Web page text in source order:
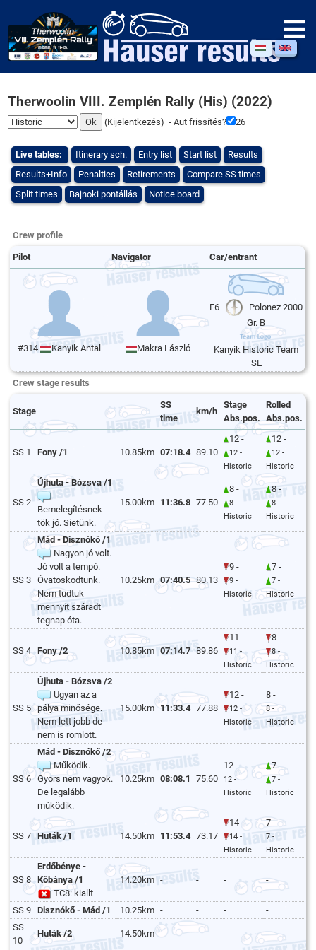
Therwoolin VIII. Zemplén Rally (His) (2022)
(Kijelentkezés) - Aut frissítés? 26
Live tables: Itinerary sch. Entry list Start list
Results
Results+Info
Penalties Retirements
Compare SS times
Split times
Bajnoki pontállás Notice board
Crew profile
Pilot Navigator Car/entrant
#314 Kanyik Antal Makra László
E6
Polonez 2000
Gr. B
Kanyik Historic Team
SE
Crew stage results
Stage
SS
time
km/h
Stage
Abs.pos.
Rolled
Abs.pos.
SS 1 Fony /1 10.85km 07:18.4 89.10
12 -
12 -
Historic
12 -
12 -
Historic
SS 2
Újhuta - Bózsva /1
Bemelegítésnek
tök jó. Sietünk.
15.00km 11:36.8 77.50
8 -
8 -
Historic
8 -
8 -
Historic
SS 3
Mád - Disznókő /1
Nagyon jó volt.
Jó volt a tempó.
Óvatoskodtunk.
Nem tudtuk
mennyit száradt
tegnap óta.
10.25km 07:40.5 80.13
9 -
9 -
Historic
7 -
7 -
Historic
SS 4 Fony /2 10.85km 07:14.7 89.86
11 -
11 -
Historic
8 -
8 -
Historic
SS 5
Újhuta - Bózsva /2
Ugyan az a
pálya minősége.
Nem lett jobb de
nem is romlott.
15.00km 11:33.4 77.88
12 -
12 -
Historic
8 -
8 -
Historic
SS 6
Mád - Disznókő /2
Működik.
Gyors nem vagyok.
De legalább
működik.
10.25km 08:08.1 75.60
12 -
12 -
Historic
7 -
7 -
Historic
SS 7 Huták /1 14.50km 11:53.4 73.17
14 -
14 -
Historic
7 -
7 -
Historic
SS 8
Erdőbénye -
Kőbánya /1
TC8: kiallt
14.20km - - - -
SS 9 Disznókő - Mád /1 10.25km - - -
-
SS
10
Huták /2 14.50km - - - -